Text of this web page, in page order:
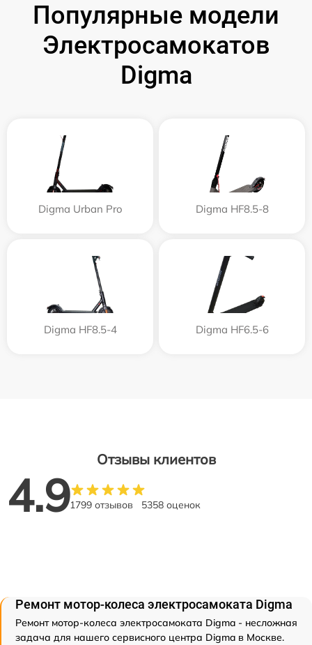
Популярные модели
Электросамокатов
Digma
Digma Urban Pro Digma HF8.5-8
Digma HF8.5-4 Digma HF6.5-6
Отзывы клиентов
4.91799 отзывов 5358 оценок
Ремонт мотор-колеса электросамоката Digma
Ремонт мотор-колеса электросамоката Digma - несложная
задача для нашего сервисного центра Digma в Москве.